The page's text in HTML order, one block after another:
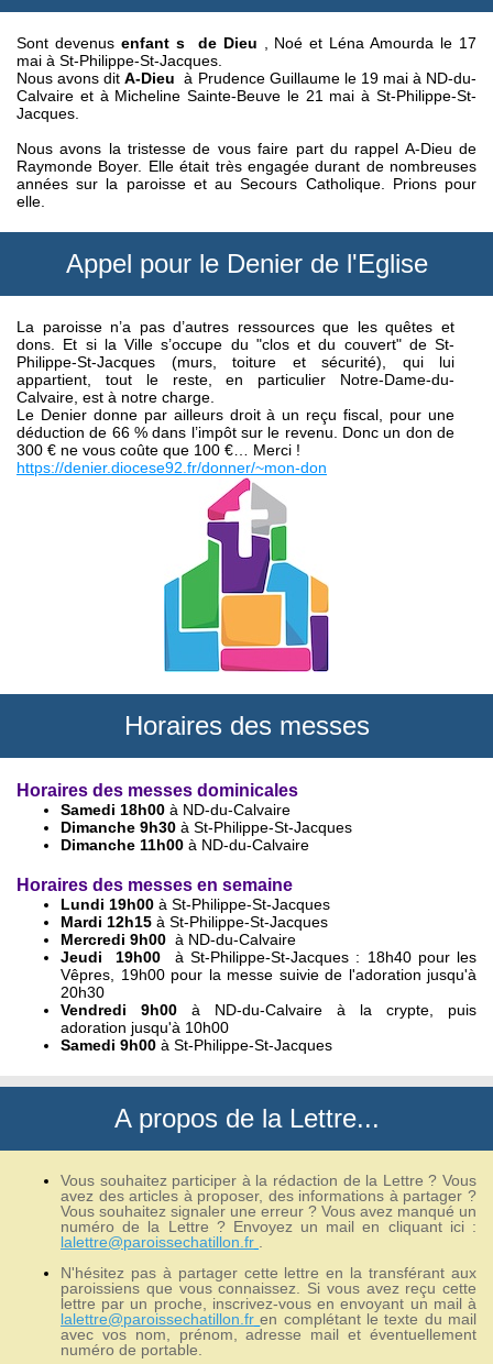
Sont devenus enfant s de Dieu , Noé et Léna Amourda le 17
mai à St-Philippe-St-Jacques.
Nous avons ditA-Dieu à Prudence Guillaume le 19 mai à ND-du-
Calvaire et à Micheline Sainte-Beuve le 21 mai à St-Philippe-St-
Jacques.
Nous avons la tristesse de vous faire part du rappel A-Dieu de
Raymonde Boyer. Elle était très engagée durant de nombreuses
années sur la paroisse et au Secours Catholique. Prions pour
elle.
Appel pour le Denier de l'Eglise
La paroisse n’a pas d’autres ressources que les quêtes et
dons. Et si la Ville s’occupe du "clos et du couvert" de St-
Philippe-St-Jacques (murs, toiture et sécurité), qui lui
appartient, tout le reste, en particulier Notre-Dame-du-
Calvaire, est à notre charge.
Le Denier donne par ailleurs droit à un reçu fiscal, pour une
déduction de 66 % dans l’impôt sur le revenu. Donc un don de
300 € ne vous coûte que 100 €… Merci !
https://denier.diocese92.fr/donner/~mon-don
Horaires des messes
Horaires des messes dominicales
Samedi 18h00 à ND-du-Calvaire
Dimanche 9h30 à St-Philippe-St-Jacques
Dimanche 11h00 à ND-du-Calvaire
Horaires des messes en semaine
Lundi 19h00 à St-Philippe-St-Jacques
Mardi 12h15 à St-Philippe-St-Jacques
Mercredi 9h00 à ND-du-Calvaire
Jeudi
19h00
à St-Philippe-St-Jacques : 18h40 pour les
Vêpres, 19h00 pour la messe suivie de l'adoration jusqu'à
20h30
Vendredi 9h00 à ND-du-Calvaire à la crypte, puis
adoration jusqu'à 10h00
Samedi 9h00 à St-Philippe-St-Jacques
A propos de la Lettre...
Vous souhaitez participer à la rédaction de la Lettre ? Vous
avez des articles à proposer, des informations à partager ?
Vous souhaitez signaler une erreur ? Vous avez manqué un
numéro de la Lettre ? Envoyez un mail en cliquant ici :
lalettre@paroissechatillon.fr
N'hésitez pas à partager cette lettre en la transférant aux
paroissiens que vous connaissez. Si vous avez reçu cette
lettre par un proche, inscrivez-vous en envoyant un mail à
lalettre@paroissechatillon.fr en complétant le texte du mail
avec vos nom, prénom, adresse mail et éventuellement
numéro de portable.